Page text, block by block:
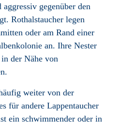
gegenüber den
Rothalstaucher legen
oder am Rand einer
an. Ihre Nester
der Nähe von
weiter von der
für andere Lappentaucher
ein schwimmender oder in